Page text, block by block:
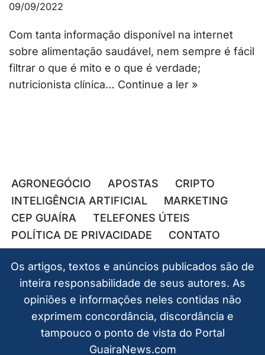
09/09/2022
Com tanta informação disponível na internet
sobre alimentação saudável, nem sempre é fácil
filtrar o que é mito e o que é verdade;
nutricionista clínica… Continue a ler »
AGRONEGÓCIO APOSTAS
CRIPTO
INTELIGÊNCIA ARTIFICIAL
MARKETING
CEP GUAÍRA
TELEFONES ÚTEIS
POLÍTICA DE PRIVACIDADE
CONTATO
Os artigos, textos e anúncios publicados são de
inteira responsabilidade de seus autores. As
opiniões e informações neles contidas não
exprimem concordância, discordância e
tampouco o ponto de vista do Portal
GuairaNews.com